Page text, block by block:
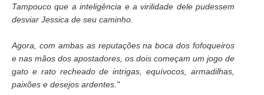
Tampouco que a inteligência e a virilidade dele pudessem
desviar Jessica de seu caminho.
Agora, com ambas as reputações na boca dos fofoqueiros
e nas mãos dos apostadores, os dois começam um jogo de
gato e rato recheado de intrigas, equívocos, armadilhas,
paixões e desejos ardentes."